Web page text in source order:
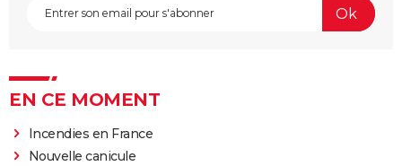
EN CE MOMENT
Incendies en France
Nouvelle canicule